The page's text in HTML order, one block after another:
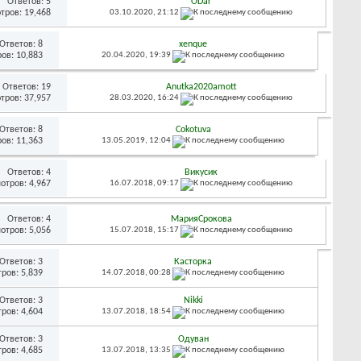
19,468
03.10.2020,21:12
Ответов:8
10,883
xenque
20.04.2020, 19:39
Ответов: 19
37,957
Anutka2020amott
28.03.2020, 16:24
Ответов:8
11,363
Cokotuva
13.05.2019, 12:04
Ответов:4
4,967
Викусик
16.07.2018,09:17
Ответов:4
5,056
МарияСрокова
15.07.2018, 15:17
Ответов:3
5,839
Касторка
14.07.2018,00:28
Ответов:3
4,604
Nikki
13.07.2018, 18:54
Ответов:3
4,685
Одуван
13.07.2018, 13:35